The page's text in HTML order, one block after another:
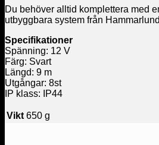
Du behöver alltid komplettera med
utbyggbara system från
Specifikationer
Spänning: 12 V
Färg: Svart
Längd: 9 m
Utgångar: 8st
IP klass: IP44
Vikt 650 g